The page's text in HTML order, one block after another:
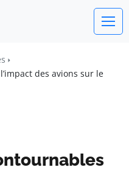
des avions sur le